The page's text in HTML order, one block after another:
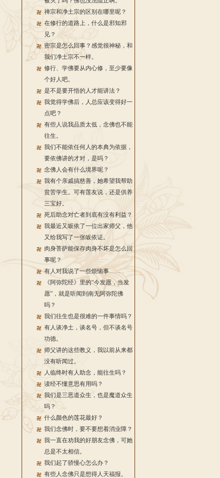
禅宗和净土宗的区别在哪里呢？
在修行的道路上，什么是邪知邪
见？
密宗是怎么回事？感觉很神秘，和
我们净土宗不一样。
修行、学佛要从内心修，至少要像
个好人吧。
是不是要开悟的人才能讲法？
我觉得学佛后，人总应该变得好一
点吧？
有些人说我品质太低，念佛也不能
往生。
我们不能依任何人的本典为依据，
要依佛讲的才对，是吗？
念佛人会有什么境界呢？
我有个亲戚搞慈善，她希望我帮助
贫苦学生。可有莲友说，还是供养
三宝好。
死后助念对亡者到底有没有利益？
我最近又皈依了一位出家师父，他
又给我写了一张皈依证。
肉身菩萨能保存肉身不坏是怎么回
事呢？
有人对我说了一些烦恼事……
《阿弥陀经》里的“今发愿，当发
愿”，就是听闻到南无阿弥陀佛
吗？
我们往生也是很难的一件事情吗？
有人谈净土，谈名号，但不谈名号
功德。
师父讲的这些教义，我以前从来都
没有听闻过。
人临终时有人助念，能往生吗？
读经不懂意思有用吗？
我们是三恶道众生，也是魔道众生
吗？
什么颜色的莲花最好？
我们念佛时，要不要想着消业障？
我一直在劝我的好朋友念佛，可她
总是不太相信。
我们起了骄慢心怎么办？
有些人念佛只是想得人天福报。